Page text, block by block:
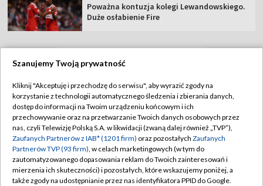
Poważna kontuzja kolegi Lewandowskiego.
Duże osłabienie Fire
Abonament TVP
Sklep TVP
Biuro Reklamy
Oferta Handlowa
Telegazeta ogłoszenia
Regulamin TVP
Polityka prywatności
Moje zgody
Biuro reklamy
Kontakt
Szanujemy Twoją prywatność
Kliknij "Akceptuję i przechodzę do serwisu", aby wyrazić zgody na
korzystanie z technologii automatycznego śledzenia i zbierania danych,
dostęp do informacji na Twoim urządzeniu końcowym i ich
przechowywanie oraz na przetwarzanie Twoich danych osobowych przez
nas, czyli Telewizję Polską S.A. w likwidacji (zwaną dalej również „TVP”),
Zaufanych Partnerów z IAB* (1201 firm) oraz pozostałych Zaufanych
Partnerów TVP (93 firm), w celach marketingowych (w tym do
zautomatyzowanego dopasowania reklam do Twoich zainteresowań i
mierzenia ich skuteczności) i pozostałych, które wskazujemy poniżej, a
także zgody na udostępnianie przez nas identyfikatora PPID do Google.